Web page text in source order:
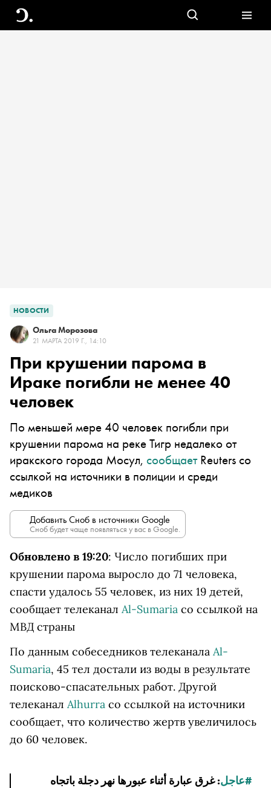
НОВОСТИ
Ольга Морозова
21 МАРТА 2019 Г., 14:10
При крушении парома в
Ираке погибли не менее 40
человек
По меньшей мере 40 человек погибли при
крушении парома на реке Тигр недалеко от
иракского города Мосул, сообщаетReuters со
ссылкой на источники в полиции и среди
медиков
Добавить Сноб в источники Google
Сноб будет чаще появляться у вас в Google.
Обновлено в 19:20: Число погибших при
крушении парома выросло до 71 человека,
спасти удалось 55 человек, из них 19 детей,
сообщает телеканал Al-Sumaria со ссылкой на
МВД страны
По данным собеседников телеканала Al-
Sumaria, 45 тел достали из воды в результате
поисково-спасательных работ. Другой
телеканал Alhurra со ссылкой на источники
сообщает, что количество жертв увеличилось
до 60 человек.
#عاجل